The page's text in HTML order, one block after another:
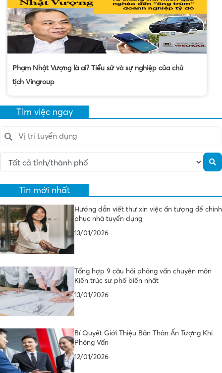
Phạm Nhật Vượng là ai? Tiểu sử và sự nghiệp của chủ
tịch Vingroup
Tìm việc ngay
Tin mới nhất
Hướng dẫn viết thư xin việc ấn tượng để chinh
phục nhà tuyển dụng
13/01/2026
Tổng hợp 9 câu hỏi phỏng vấn chuyên môn
Kiến trúc sư phổ biến nhất
13/01/2026
Bí Quyết Giới Thiệu Bản Thân Ấn Tượng Khi
Phỏng Vấn
12/01/2026